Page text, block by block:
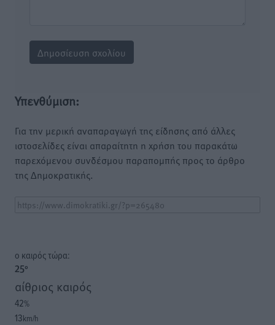
Υπενθύμιση:
Για την μερική αναπαραγωγή της είδησης από άλλες
ιστοσελίδες είναι απαραίτητη η χρήση του παρακάτω
παρεχόμενου συνδέσμου παραπομπής προς το άρθρο
της Δημοκρατικής.
o καιρός τώρα:
25°
αίθριος καιρός
42%
13km/h